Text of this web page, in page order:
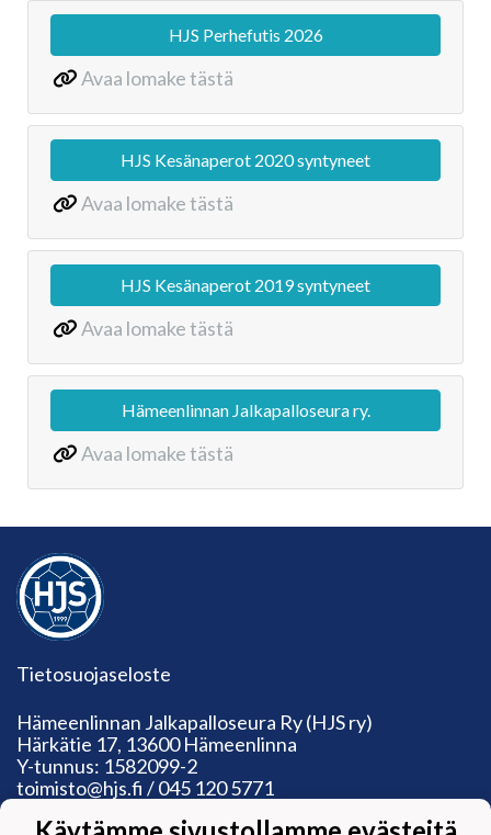
HJS Perhefutis 2026
Avaa lomake tästä
HJS Kesänaperot 2020 syntyneet
Avaa lomake tästä
HJS Kesänaperot 2019 syntyneet
Avaa lomake tästä
Hämeenlinnan Jalkapalloseura ry.
Avaa lomake tästä
Tietosuojaseloste
Hämeenlinnan Jalkapalloseura Ry (HJS ry)
Härkätie 17, 13600 Hämeenlinna
Y-tunnus: 1582099-2
toimisto@hjs.fi / 045 120 5771